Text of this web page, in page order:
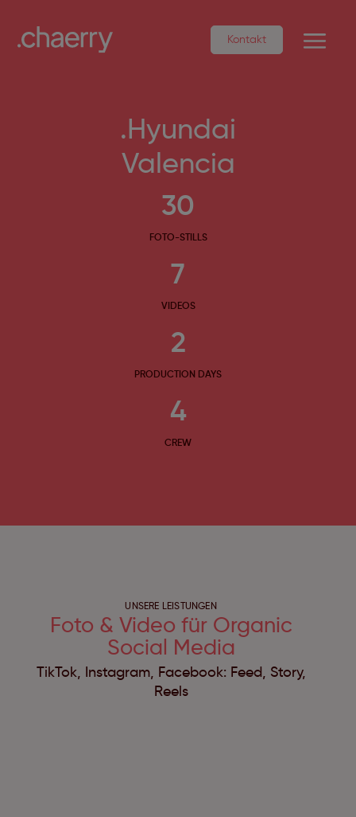
Kontakt
.Hyundai
Valencia
30
FOTO-STILLS
7
VIDEOS
2
PRODUCTION DAYS
4
CREW
UNSERE LEISTUNGEN
Foto & Video für Organic
Social Media
TikTok, Instagram, Facebook: Feed, Story,
Reels